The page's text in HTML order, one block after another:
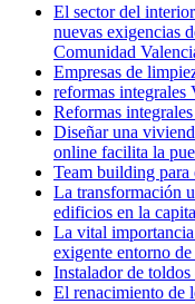
El sector del
nuevas exigencias
Comunidad
Empresas de
reformas integrales
Reformas
Diseñar una
online facilita la
Team building para
La transformación
edificios en la
La vital
exigente entorno
Instalador de toldos
El renacimiento de